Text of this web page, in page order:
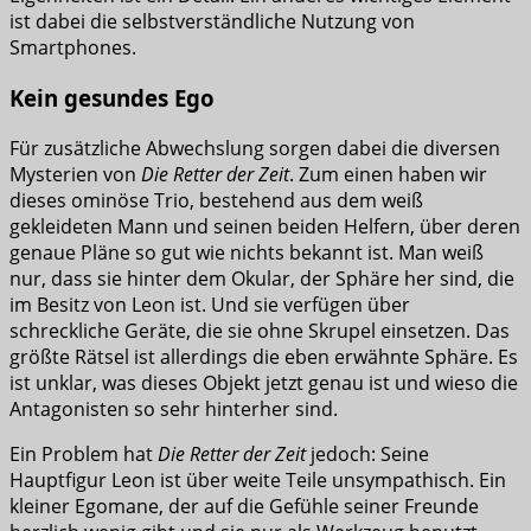
ist dabei die selbstverständliche Nutzung von
Smartphones.
Kein gesundes Ego
Für zusätzliche Abwechslung sorgen dabei die diversen
Mysterien von Die Retter der Zeit. Zum einen haben wir
dieses ominöse Trio, bestehend aus dem weiß
gekleideten Mann und seinen beiden Helfern, über deren
genaue Pläne so gut wie nichts bekannt ist. Man weiß
nur, dass sie hinter dem Okular, der Sphäre her sind, die
im Besitz von Leon ist. Und sie verfügen über
schreckliche Geräte, die sie ohne Skrupel einsetzen. Das
größte Rätsel ist allerdings die eben erwähnte Sphäre. Es
ist unklar, was dieses Objekt jetzt genau ist und wieso die
Antagonisten so sehr hinterher sind.
Ein Problem hatDie Retter der Zeitjedoch: Seine
Hauptfigur Leon ist über weite Teile unsympathisch. Ein
kleiner Egomane, der auf die Gefühle seiner Freunde